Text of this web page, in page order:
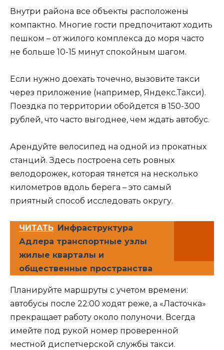
Внутри района все объекты расположены
компактно. Многие гости предпочитают ходить
пешком – от жилого комплекса до моря часто
не больше 10-15 минут спокойным шагом.
Если нужно доехать точечно, вызовите такси
через приложение (например, Яндекс.Такси).
Поездка по территории обойдется в 150-300
рублей, что часто выгоднее, чем ждать автобус.
Арендуйте велосипед на одной из прокатных
станций. Здесь построена сеть ровных
велодорожек, которая тянется на несколько
километров вдоль берега – это самый
приятный способ исследовать округу.
ЧИТАТЬ Инфраструктура
Адлера транспортные узлы
жилые кварталы и
общественные пространства
Планируйте маршруты с учетом времени:
автобусы после 22:00 ходят реже, а «Ласточка»
прекращает работу около полуночи. Всегда
имейте под рукой номер проверенной
местной диспетчерской службы такси.